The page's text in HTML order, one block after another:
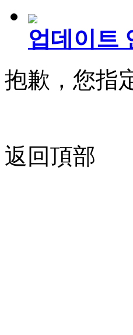
업데이트
抱歉，您指
返回頂部